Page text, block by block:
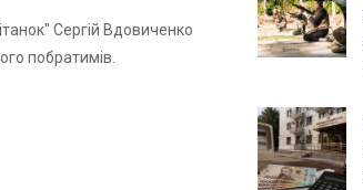
Сергій Вдовиченко
побратимів.